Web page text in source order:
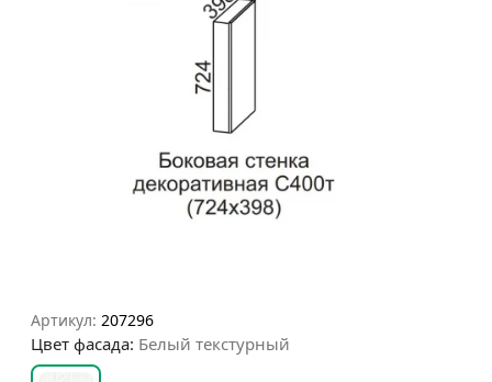
Артикул: 207296
Цвет фасада: Белый текстурный